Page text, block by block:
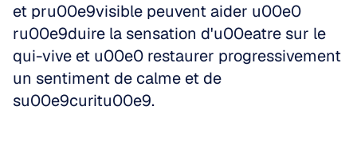
et pru00e9visible peuvent aider u00e0
ru00e9duire la sensation d'u00eatre sur le
qui-vive et u00e0 restaurer progressivement
un sentiment de calme et de
su00e9curitu00e9.